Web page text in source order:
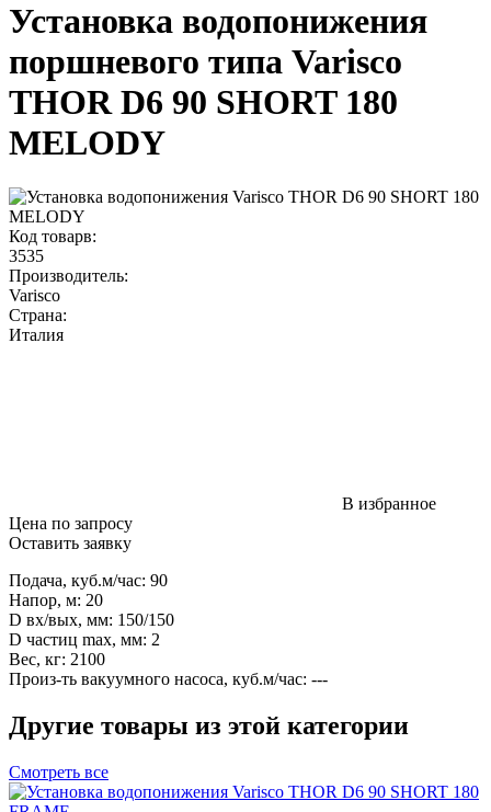
Установка водопонижения
поршневого типа Varisco
THOR D6 90 SHORT 180
MELODY
Код товарв:
3535
Производитель:
Varisco
Страна:
Италия
В избранное
Цена по запросу
Оставить заявку
Подача, куб.м/час: 90
Напор, м: 20
D вх/вых, мм: 150/150
D частиц max, мм: 2
Вес, кг: 2100
Произ-ть вакуумного насоса, куб.м/час: ---
Другие товары из этой категории
Смотреть все